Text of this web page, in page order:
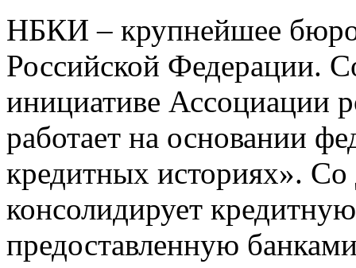
НБКИ – крупнейшее
Российской Федерации.
инициативе Ассоциации
работает на основании
кредитных историях».
консолидирует
предоставленную